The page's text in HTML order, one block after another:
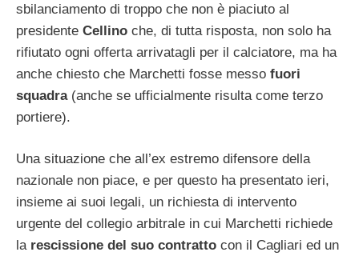
sbilanciamento di troppo che non è piaciuto al
presidente Cellino che, di tutta risposta, non solo ha
rifiutato ogni offerta arrivatagli per il calciatore, ma ha
anche chiesto che Marchetti fosse messo fuori
squadra(anche se ufficialmente risulta come terzo
portiere).
Una situazione che all’ex estremo difensore della
nazionale non piace, e per questo ha presentato ieri,
insieme ai suoi legali, un richiesta di intervento
urgente del collegio arbitrale in cui Marchetti richiede
la rescissione del suo contratto con il Cagliari ed un